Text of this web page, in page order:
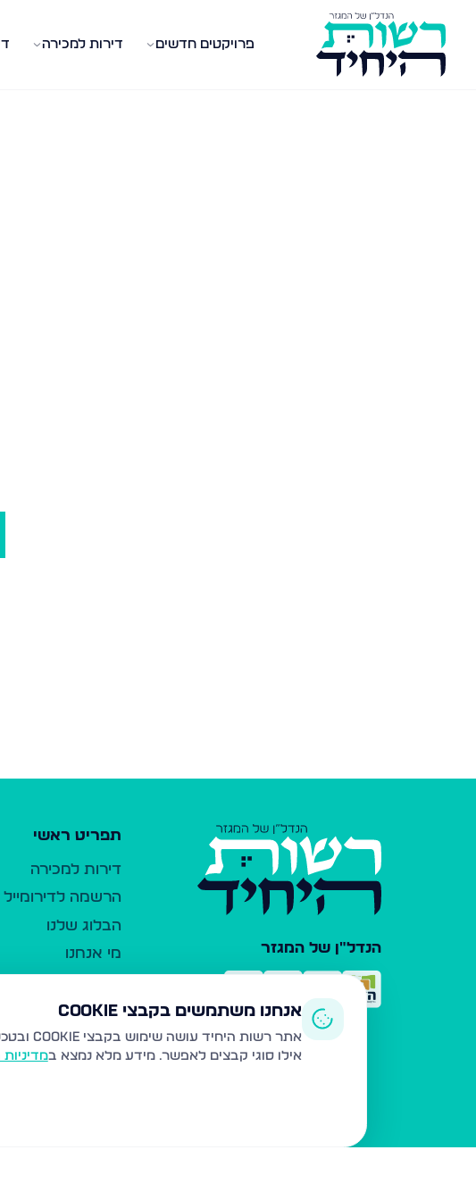
פרויקטים חדשים דירות למכירה
הנדל"ן של המגזר
תפריט ראשי
דירות למכירה
הרשמה לדירומייל
הבלוג שלנו
מי אנחנו
כלי עזר
פרסום ברשות
משרדי תיווך
אנחנו משתמשים בקבצי Cookie
אתר רשות היחיד עושה שימוש בקבצי Cookie ובטכנולוגיות דומות לצורך תפעול האתר, שיפור חוויית המשתמש, ניתוח שימוש ושיווק מותאם.
אילו סוגי קבצים לאפשר. מידע מלא נמצא ב